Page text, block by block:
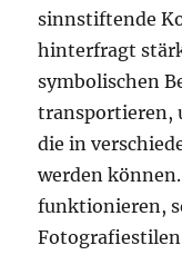
sinnstiftende
hinterfragt
symbolischen
transportieren,
die in
werden
funktionieren,